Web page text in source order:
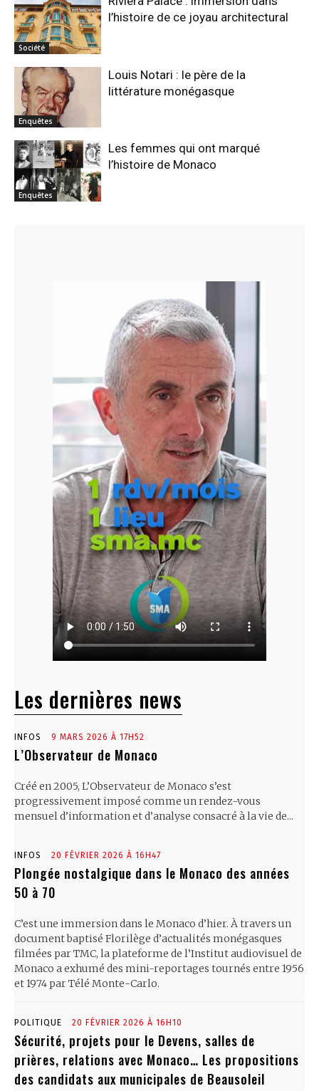
Société
l’histoire de ce joyau architectural
Enquêtes
Louis Notari : le père de la
littérature monégasque
Enquêtes
Les femmes qui ont marqué
l’histoire de Monaco
Les dernières news
INFOS 9 MARS 2026 À 17H52
L’Observateur de Monaco
Créé en 2005, L’Observateur de Monaco s’est
progressivement imposé comme un rendez-vous
mensuel d’information et d’analyse consacré à la vie de...
INFOS 20 FÉVRIER 2026 À 16H47
Plongée nostalgique dans le Monaco des années
50 à 70
C’est une immersion dans le Monaco d’hier. À travers un
document baptisé Florilège d’actualités monégasques
filmées par TMC, la plateforme de l’Institut audiovisuel de
Monaco a exhumé des mini-reportages tournés entre 1956
et 1974 par Télé Monte-Carlo.
POLITIQUE 20 FÉVRIER 2026 À 16H10
Sécurité, projets pour le Devens, salles de
prières, relations avec Monaco… Les propositions
des candidats aux municipales de Beausoleil